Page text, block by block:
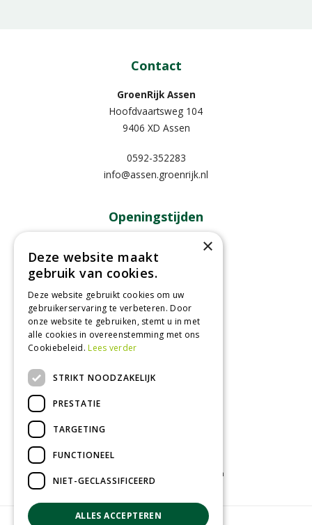
Contact
GroenRijk Assen
Hoofdvaartsweg 104
9406 XD Assen
0592-352283
info@assen.groenrijk.nl
Openingstijden
09:00 - 18:00
Dinsdag
Woensdag
Donderdag
09:00 - 18:00
Vrijdag
09:00 - 18:00
Zaterdag
09:00 - 17:00
Toon alle openingstijden
Tuinplanten
×
Deze website maakt
gebruik van cookies.
Deze website gebruikt cookies om uw
gebruikerservaring te verbeteren. Door
onze website te gebruiken, stemt u in met
alle cookies in overeenstemming met ons
Cookiebeleid.Lees verder
STRIKT NOODZAKELIJK
PRESTATIE
TARGETING
FUNCTIONEEL
NIET-GECLASSIFICEERD
ALLES ACCEPTEREN